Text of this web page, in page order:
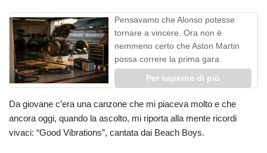
Pensavamo che Alonso potesse
tornare a vincere. Ora non è
nemmeno certo che Aston Martin
possa correre la prima gara
Per saperne di più
Da giovane c’era una canzone che mi piaceva molto e che
ancora oggi, quando la ascolto, mi riporta alla mente ricordi
vivaci: “Good Vibrations”, cantata dai Beach Boys.